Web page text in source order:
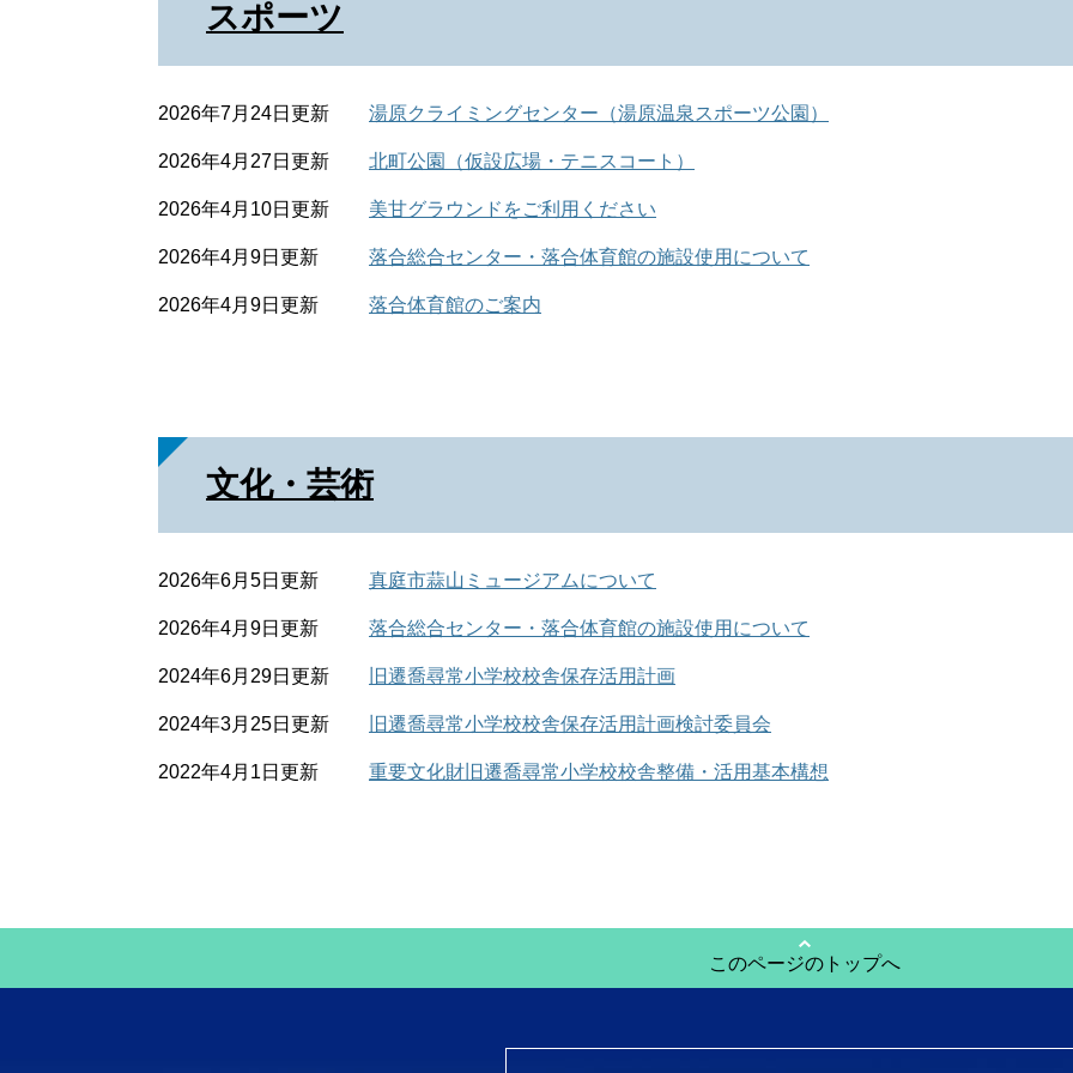
スポーツ
2026年7月24日更新 湯原クライミングセンター（湯原温泉スポーツ公園）
2026年4月27日更新 北町公園（仮設広場・テニスコート）
2026年4月10日更新 美甘グラウンドをご利用ください
2026年4月9日更新 落合総合センター・落合体育館の施設使用について
2026年4月9日更新 落合体育館のご案内
文化・芸術
2026年6月5日更新 真庭市蒜山ミュージアムについて
2026年4月9日更新 落合総合センター・落合体育館の施設使用について
2024年6月29日更新 旧遷喬尋常小学校校舎保存活用計画
2024年3月25日更新 旧遷喬尋常小学校校舎保存活用計画検討委員会
2022年4月1日更新 重要文化財旧遷喬尋常小学校校舎整備・活用基本構想
このページのトップへ